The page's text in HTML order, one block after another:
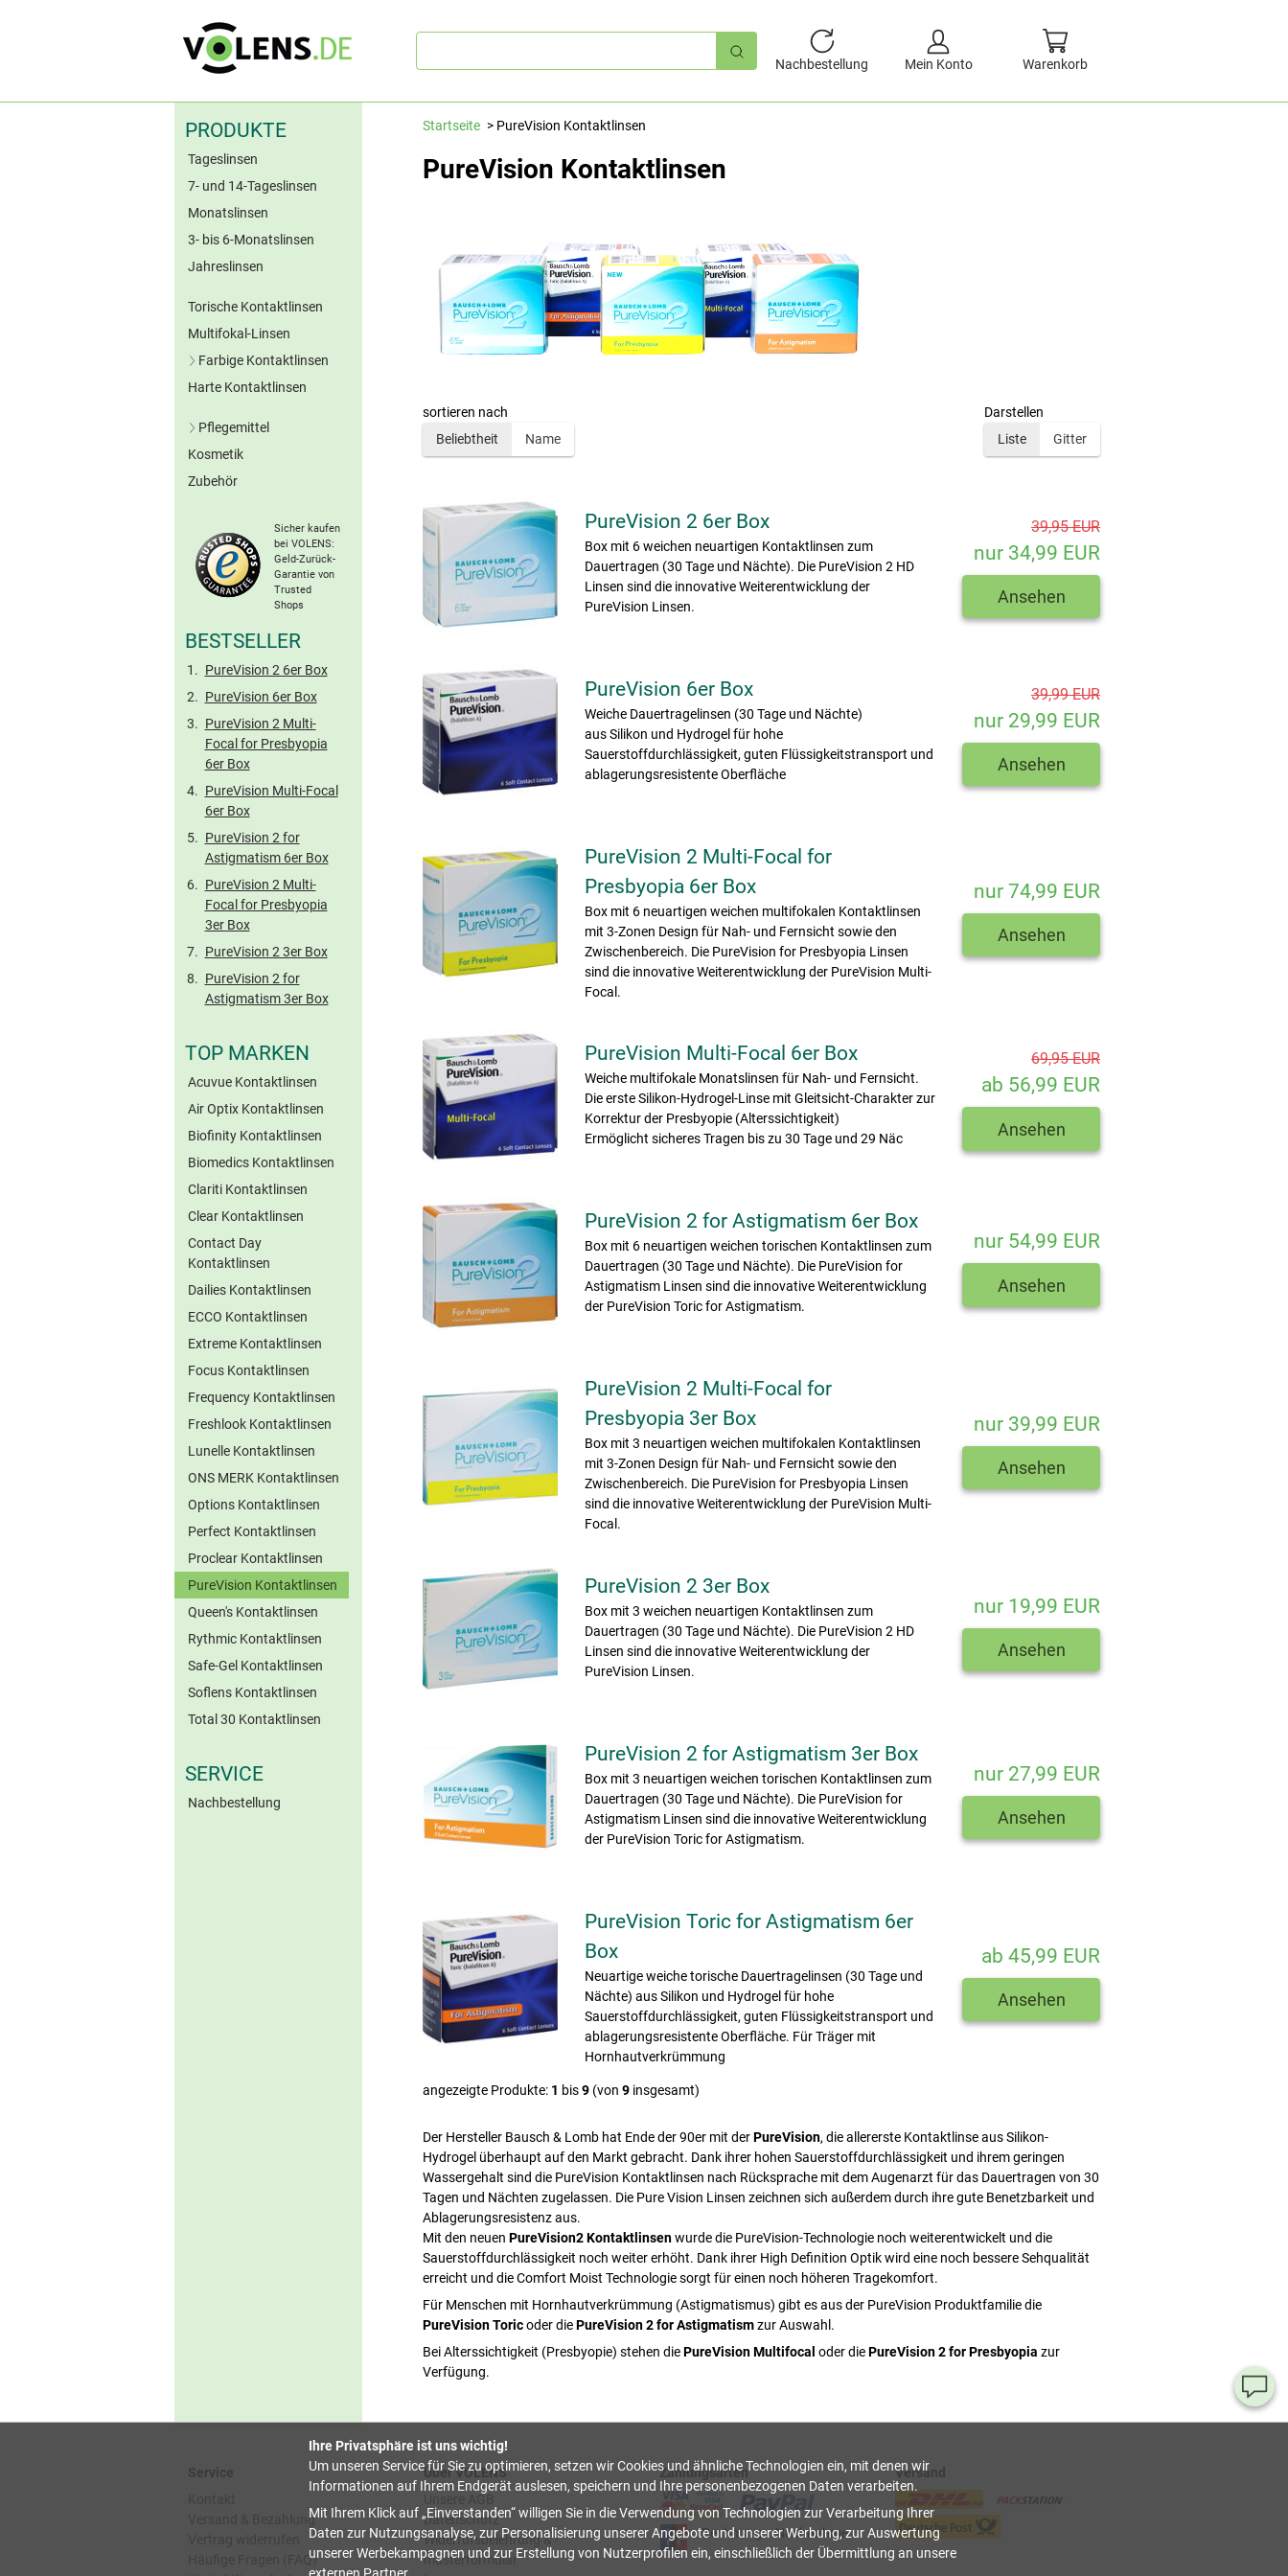
Schnellsuche
Nachbestellung
Mein Konto Warenkorb
PRODUKTE
Tageslinsen
7- und 14-Tageslinsen
Monatslinsen
3- bis 6-Monatslinsen
Jahreslinsen
Torische Kontaktlinsen
Multifokal-Linsen
Farbige Kontaktlinsen
Blaue Kontaktlinsen
Graue Kontaktlinsen
Torische Farblinsen
Harte Kontaktlinsen
Pflegemittel
All-in-One-Lösungen
Peroxid-Systeme
Kochsalzlösungen
Benetzungstropfen
Hartlinsen-Pflege
Kosmetik
Zubehör
Sicher kaufen
bei VOLENS:
Geld-Zurück-
Garantie von
Trusted
Shops
BESTSELLER
PureVision 2 6er Box
PureVision 6er Box
PureVision 2 Multi-
Focal for Presbyopia
6er Box
PureVision Multi-Focal
6er Box
PureVision 2 for
Astigmatism 6er Box
PureVision 2 Multi-
Focal for Presbyopia
3er Box
PureVision 2 3er Box
PureVision 2 for
Astigmatism 3er Box
TOP MARKEN
Acuvue Kontaktlinsen
Air Optix Kontaktlinsen
Biofinity Kontaktlinsen
Biomedics Kontaktlinsen
Clariti Kontaktlinsen
Clear Kontaktlinsen
Contact Day
Kontaktlinsen
Dailies Kontaktlinsen
ECCO Kontaktlinsen
Extreme Kontaktlinsen
Focus Kontaktlinsen
Frequency Kontaktlinsen
Freshlook Kontaktlinsen
Lunelle Kontaktlinsen
ONS MERK Kontaktlinsen
Options Kontaktlinsen
Perfect Kontaktlinsen
Proclear Kontaktlinsen
PureVision Kontaktlinsen
Queen's Kontaktlinsen
Rythmic Kontaktlinsen
Safe-Gel Kontaktlinsen
Soflens Kontaktlinsen
Total 30 Kontaktlinsen
SERVICE
Nachbestellung
Startseite PureVision Kontaktlinsen
PureVision Kontaktlinsen
sortieren nach
Beliebtheit
Name
Darstellen
Liste
Gitter
PureVision 2 6er Box
Box mit 6 weichen neuartigen Kontaktlinsen zum
Dauertragen (30 Tage und Nächte). Die PureVision 2 HD
Linsen sind die innovative Weiterentwicklung der
PureVision Linsen.
39,95 EUR
nur 34,99 EUR
Ansehen
PureVision 6er Box
Weiche Dauertragelinsen (30 Tage und Nächte)
aus Silikon und Hydrogel für hohe
Sauerstoffdurchlässigkeit, guten Flüssigkeitstransport und
ablagerungsresistente Oberfläche
39,99 EUR
nur 29,99 EUR
Ansehen
PureVision 2 Multi-Focal for
Presbyopia 6er Box
Box mit 6 neuartigen weichen multifokalen Kontaktlinsen
mit 3-Zonen Design für Nah- und Fernsicht sowie den
Zwischenbereich. Die PureVision for Presbyopia Linsen
sind die innovative Weiterentwicklung der PureVision Multi-
Focal.
nur 74,99 EUR
Ansehen
PureVision Multi-Focal 6er Box
Weiche multifokale Monatslinsen für Nah- und Fernsicht.
Die erste Silikon-Hydrogel-Linse mit Gleitsicht-Charakter zur
Korrektur der Presbyopie (Alterssichtigkeit)
Ermöglicht sicheres Tragen bis zu 30 Tage und 29 Näc
69,95 EUR
ab 56,99 EUR
Ansehen
PureVision 2 for Astigmatism 6er Box
Box mit 6 neuartigen weichen torischen Kontaktlinsen zum
Dauertragen (30 Tage und Nächte). Die PureVision for
Astigmatism Linsen sind die innovative Weiterentwicklung
der PureVision Toric for Astigmatism.
nur 54,99 EUR
Ansehen
PureVision 2 Multi-Focal for
Presbyopia 3er Box
Box mit 3 neuartigen weichen multifokalen Kontaktlinsen
mit 3-Zonen Design für Nah- und Fernsicht sowie den
Zwischenbereich. Die PureVision for Presbyopia Linsen
sind die innovative Weiterentwicklung der PureVision Multi-
Focal.
nur 39,99 EUR
Ansehen
PureVision 2 3er Box
Box mit 3 weichen neuartigen Kontaktlinsen zum
Dauertragen (30 Tage und Nächte). Die PureVision 2 HD
Linsen sind die innovative Weiterentwicklung der
PureVision Linsen.
nur 19,99 EUR
Ansehen
PureVision 2 for Astigmatism 3er Box
Box mit 3 neuartigen weichen torischen Kontaktlinsen zum
Dauertragen (30 Tage und Nächte). Die PureVision for
Astigmatism Linsen sind die innovative Weiterentwicklung
der PureVision Toric for Astigmatism.
nur 27,99 EUR
Ansehen
PureVision Toric for Astigmatism 6er
Box
Neuartige weiche torische Dauertragelinsen (30 Tage und
Nächte) aus Silikon und Hydrogel für hohe
Sauerstoffdurchlässigkeit, guten Flüssigkeitstransport und
ablagerungsresistente Oberfläche. Für Träger mit
Hornhautverkrümmung
ab 45,99 EUR
Ansehen
angezeigte Produkte: 1 bis9 (von 9 insgesamt)
Der Hersteller Bausch & Lomb hat Ende der 90er mit derPureVision, die allererste Kontaktlinse aus Silikon-
Hydrogel überhaupt auf den Markt gebracht. Dank ihrer hohen Sauerstoffdurchlässigkeit und ihrem geringen
Wassergehalt sind die PureVision Kontaktlinsen nach Rücksprache mit dem Augenarzt für das Dauertragen von 30
Tagen und Nächten zugelassen. Die Pure Vision Linsen zeichnen sich außerdem durch ihre gute Benetzbarkeit und
Ablagerungsresistenz aus.
Mit den neuen PureVision2 Kontaktlinsenwurde die PureVision-Technologie noch weiterentwickelt und die
Sauerstoffdurchlässigkeit noch weiter erhöht. Dank ihrer High Definition Optik wird eine noch bessere Sehqualität
erreicht und die Comfort Moist Technologie sorgt für einen noch höheren Tragekomfort.
Für Menschen mit Hornhautverkrümmung (Astigmatismus) gibt es aus der PureVision Produktfamilie die
PureVision Toricoder diePureVision 2 for Astigmatismzur Auswahl.
Bei Alterssichtigkeit (Presbyopie) stehen diePureVision Multifocal oder diePureVision 2 for Presbyopia zur
Verfügung.
Service
Versand & Bezahlung
Häufige Fragen (FAQ)
Über VOLENS
Unsere AGB
Datenschutz
Widerrufsbelehrung & -
musterformular
Zahlungsarten
Rechnung Nachnahme
Versand
Ihre Privatsphäre ist uns wichtig!
Um unseren Service für Sie zu optimieren, setzen wir Cookies und ähnliche Technologien ein, mit denen wir
Informationen auf Ihrem Endgerät auslesen, speichern und Ihre personenbezogenen Daten verarbeiten.
Mit Ihrem Klick auf Einverstanden willigen Sie in die Verwendung von Technologien zur Verarbeitung Ihrer
Daten zur Nutzungsanalyse, zur Personalisierung unserer Angebote und unserer Werbung, zur Auswertung
unserer Werbekampagnen und zur Erstellung von Nutzerprofilen ein, einschließlich der Übermittlung an unsere
Sie